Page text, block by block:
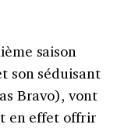
saison
son séduisant
Bravo), vont
en effet offrir